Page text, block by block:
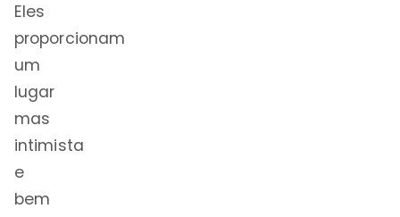
Eles
proporcionam
um
lugar
mas
intimista
e
bem